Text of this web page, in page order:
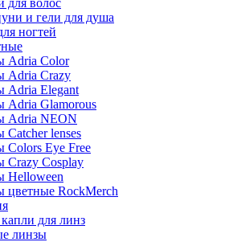
и гели для душа
ногтей
Adria Color
Adria Crazy
Adria Elegant
Adria Glamorous
Adria NEON
Catcher lenses
Colors Eye Free
Crazy Cosplay
Helloween
цветные RockMerch
для линз
линзы